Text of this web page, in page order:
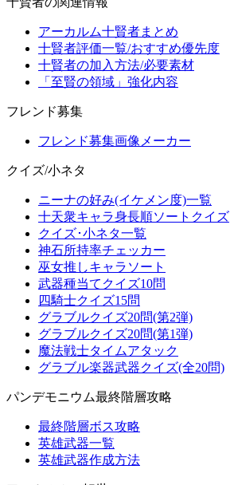
アーカルム十賢者まとめ
十賢者評価一覧/おすすめ優先度
十賢者の加入方法/必要素材
「至賢の領域」強化内容
フレンド募集
フレンド募集画像メーカー
クイズ/小ネタ
ニーナの好み(イケメン度)一覧
十天衆キャラ身長順ソートクイズ
クイズ･小ネタ一覧
神石所持率チェッカー
巫女推しキャラソート
武器種当てクイズ10問
四騎士クイズ15問
グラブルクイズ20問(第2弾)
グラブルクイズ20問(第1弾)
魔法戦士タイムアタック
グラブル楽器武器クイズ(全20問)
パンデモニウム最終階層攻略
最終階層ボス攻略
英雄武器一覧
英雄武器作成方法